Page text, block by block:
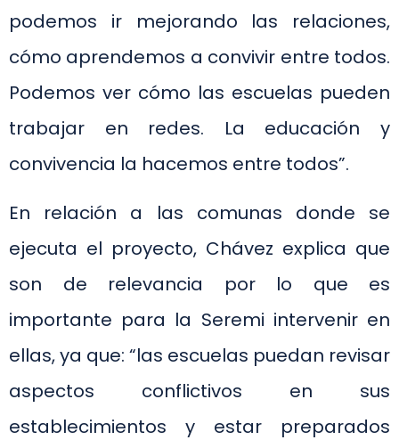
podemos ir mejorando las relaciones,
cómo aprendemos a convivir entre todos.
Podemos ver cómo las escuelas pueden
trabajar en redes. La educación y
convivencia la hacemos entre todos”.
En relación a las comunas donde se
ejecuta el proyecto, Chávez explica que
son de relevancia por lo que es
importante para la Seremi intervenir en
ellas, ya que: “las escuelas puedan revisar
aspectos conflictivos en sus
establecimientos y estar preparados